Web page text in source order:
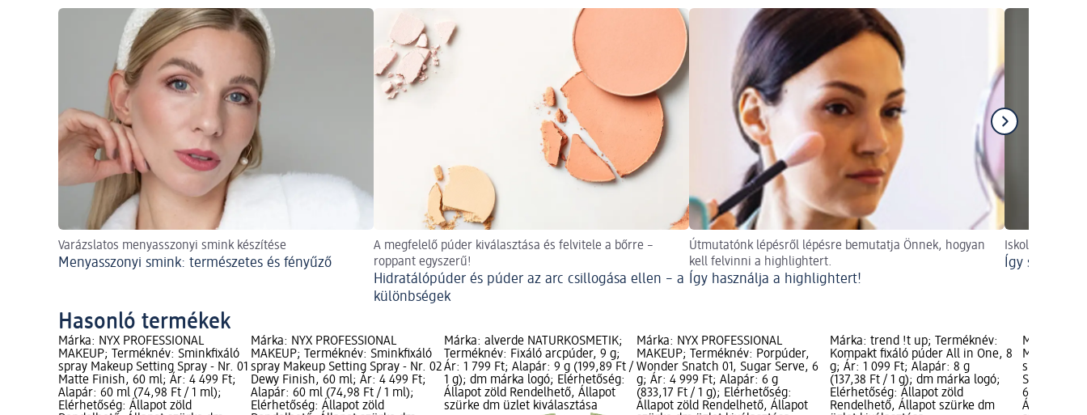
Varázslatos menyasszonyi smink készítése
Menyasszonyi smink: természetes és fényűző
A megfelelő púder kiválasztása és felvitele a bőrre –
roppant egyszerű!
Hidratálópúder és púder az arc csillogása ellen – a
különbségek
Útmutatónk lépésről lépésre bemutatja Önnek, hogyan
kell felvinni a highlightert.
Így használja a highlightert!
Iskolai smink
Így sikerül
Hasonló termékek
Márka: NYX PROFESSIONAL
MAKEUP; Terméknév: Sminkfixáló
spray Makeup Setting Spray - Nr. 01
Matte Finish, 60 ml; Ár: 4 499 Ft;
Alapár: 60 ml (74,98 Ft / 1 ml);
Elérhetőség: Állapot zöld
Márka: NYX PROFESSIONAL
MAKEUP; Terméknév: Sminkfixáló
spray Makeup Setting Spray - Nr. 02
Dewy Finish, 60 ml; Ár: 4 499 Ft;
Alapár: 60 ml (74,98 Ft / 1 ml);
Elérhetőség: Állapot zöld
Márka: alverde NATURKOSMETIK;
Terméknév: Fixáló arcpúder, 9 g;
Ár: 1 799 Ft; Alapár: 9 g (199,89 Ft /
1 g); dm márka logó; Elérhetőség:
Állapot zöld Rendelhető, Állapot
szürke dm üzlet kiválasztása
Márka: NYX PROFESSIONAL
MAKEUP; Terméknév: Porpúder,
Wonder Snatch 01, Sugar Serve, 6
g; Ár: 4 999 Ft; Alapár: 6 g
(833,17 Ft / 1 g); Elérhetőség:
Állapot zöld Rendelhető, Állapot
Márka: trend !t up; Terméknév:
Kompakt fixáló púder All in One, 8
g; Ár: 1 099 Ft; Alapár: 8 g
(137,38 Ft / 1 g); dm márka logó;
Elérhetőség: Állapot zöld
Rendelhető, Állapot szürke dm
Márka: NYX
MAKEUP;
spray The
Spray, 60
60 ml
Állapot